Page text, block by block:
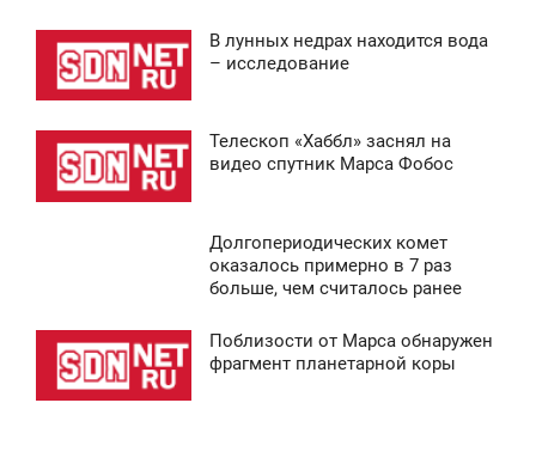
В лунных недрах находится вода
– исследование
Телескоп «Хаббл» заснял на
видео спутник Марса Фобос
Долгопериодических комет
оказалось примерно в 7 раз
больше, чем считалось ранее
Поблизости от Марса обнаружен
фрагмент планетарной коры